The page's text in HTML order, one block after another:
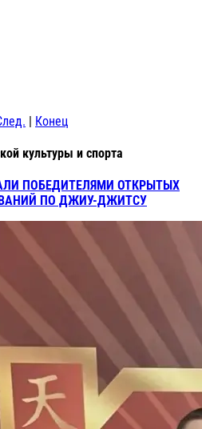
| Конец
культуры и спорта
ПОБЕДИТЕЛЯМИ ОТКРЫТЫХ
ПО ДЖИУ-ДЖИТСУ